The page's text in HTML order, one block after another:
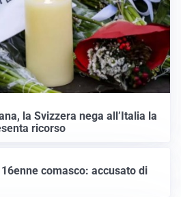
la Svizzera nega all’Italia la
ricorso
comasco: accusato di